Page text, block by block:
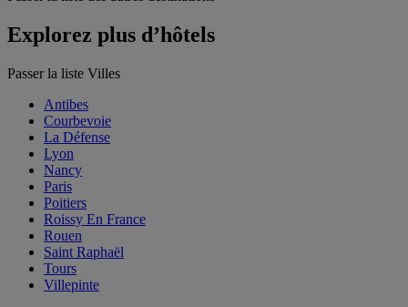
Explorez plus d’hôtels
Passer la liste Villes
Antibes
Courbevoie
La Défense
Lyon
Nancy
Paris
Poitiers
Roissy En France
Rouen
Saint Raphaël
Tours
Villepinte